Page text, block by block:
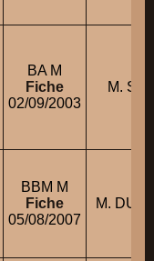
BA M
Fiche
02/09/2003
M.
BBM M
Fiche
05/08/2007
M.